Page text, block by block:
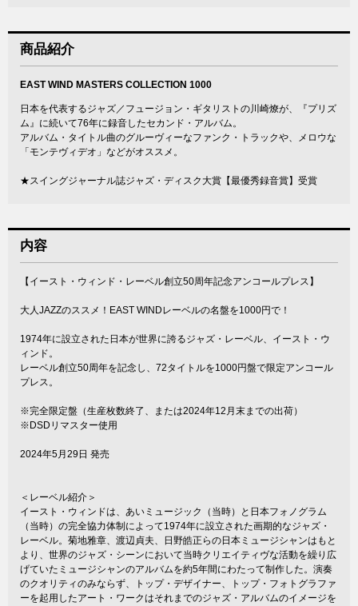
商品紹介
EAST WIND MASTERS COLLECTION 1000
日本を代表するジャズ／フュージョン・ギタリストの川崎燎が、『プリズ
ム』に続いて76年に録音したセカンド・アルバム。
アルバム・タイトル曲のグルーヴィーなファンク・トラックや、メロウな
「モンテヴィデオ」などがオススメ。
★スイングジャーナル誌ジャズ・ディスク大賞【最優秀録音賞】受賞
内容
【イースト・ウィンド・レーベル創立50周年記念アンコールプレス】
大人JAZZのススメ！EAST WINDレーベルの名盤を1000円で！
1974年に設立された日本が世界に誇るジャズ・レーベル、イースト・ウ
ィンド。
レーベル創立50周年を記念し、72タイトルを1000円盤で限定アンコール
プレス。
※完全限定盤（生産枚数終了、または2024年12月末までの出荷）
※DSDリマスター使用
2024年5月29日 発売
＜レーベル紹介＞
イースト・ウィンドは、あいミュージック（当時）と日本フォノグラム
（当時）の完全協力体制によって1974年に設立された画期的なジャズ・
レーベル。菊地雅章、渡辺貞夫、日野皓正らの日本ミュージシャンはもと
より、世界のジャズ・シーンにおいて当時クリエイティヴな活動を繰り広
げていたミュージシャンのアルバムを約5年間にわたって制作した。演奏
のクオリティのみならず、トップ・デザイナー、トップ・フォトグラファ
ーを起用したアート・ワークはそれまでのジャズ・アルバムのイメージを